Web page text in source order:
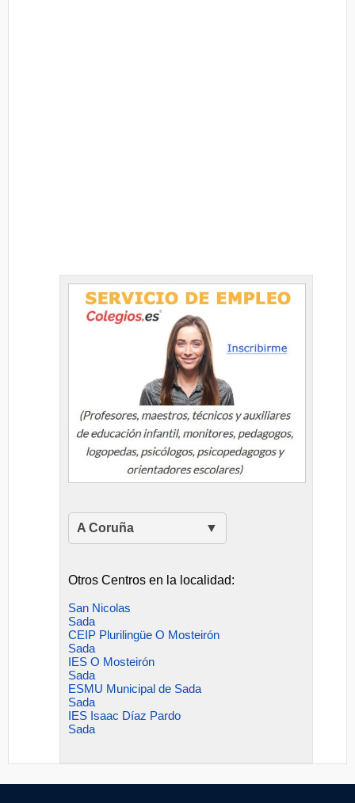
A Coruña
Otros Centros en la localidad:
San Nicolas
Sada
CEIP Plurilingüe O Mosteirón
Sada
IES O Mosteirón
Sada
ESMU Municipal de Sada
Sada
IES Isaac Díaz Pardo
Sada